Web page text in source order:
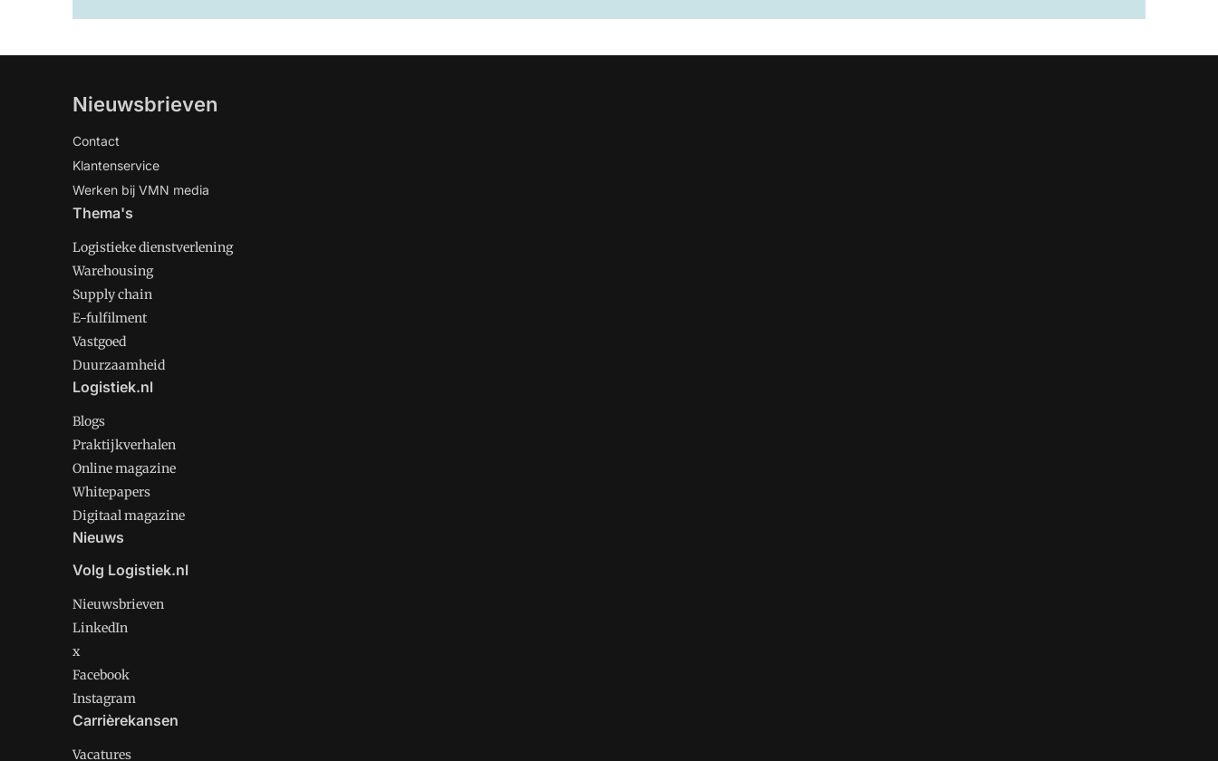
Nieuwsbrieven
Contact
Klantenservice
Werken bij VMN media
Thema's
Logistieke dienstverlening
Warehousing
Supply chain
E-fulfilment
Vastgoed
Duurzaamheid
Logistiek.nl
Blogs
Praktijkverhalen
Online magazine
Whitepapers
Digitaal magazine
Nieuws
Volg Logistiek.nl
Nieuwsbrieven
LinkedIn
x
Facebook
Instagram
Carrièrekansen
Vacatures